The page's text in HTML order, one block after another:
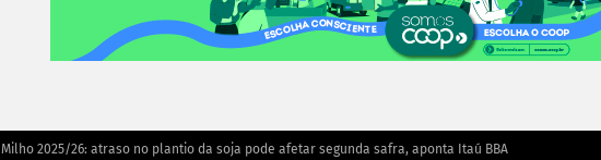
Milho 2025/26: atraso no plantio da soja pode afetar segunda safra, aponta Itaú BBA